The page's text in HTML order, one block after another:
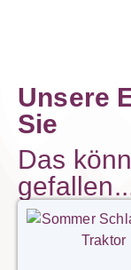
Unsere
Sie
Das